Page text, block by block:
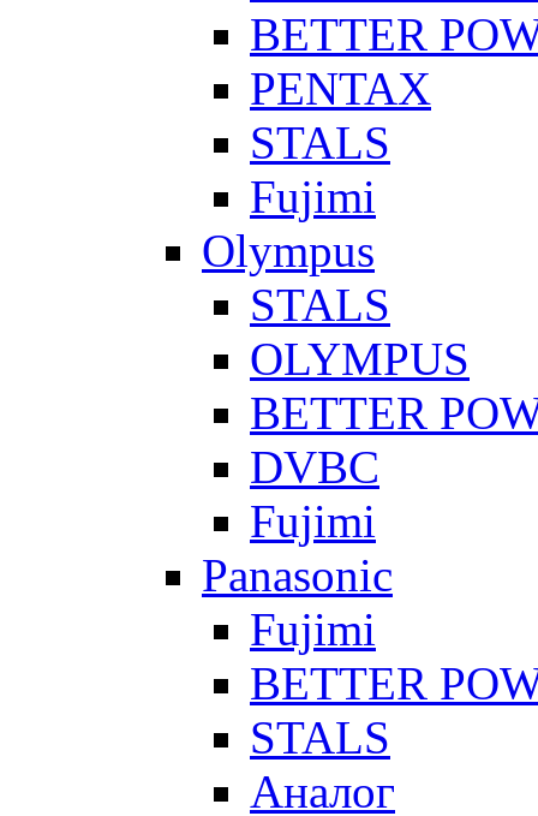
BETTER
PENTAX
STALS
Fujimi
Olympus
STALS
OLYMPUS
BETTER
DVBC
Fujimi
Panasonic
Fujimi
BETTER
STALS
Аналог